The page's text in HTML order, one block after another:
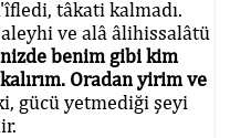
tâkati kalmadı.
ve alâ âlihissalâtü
benim gibi kim
Oradan yirim ve
gücü yetmediği şeyi